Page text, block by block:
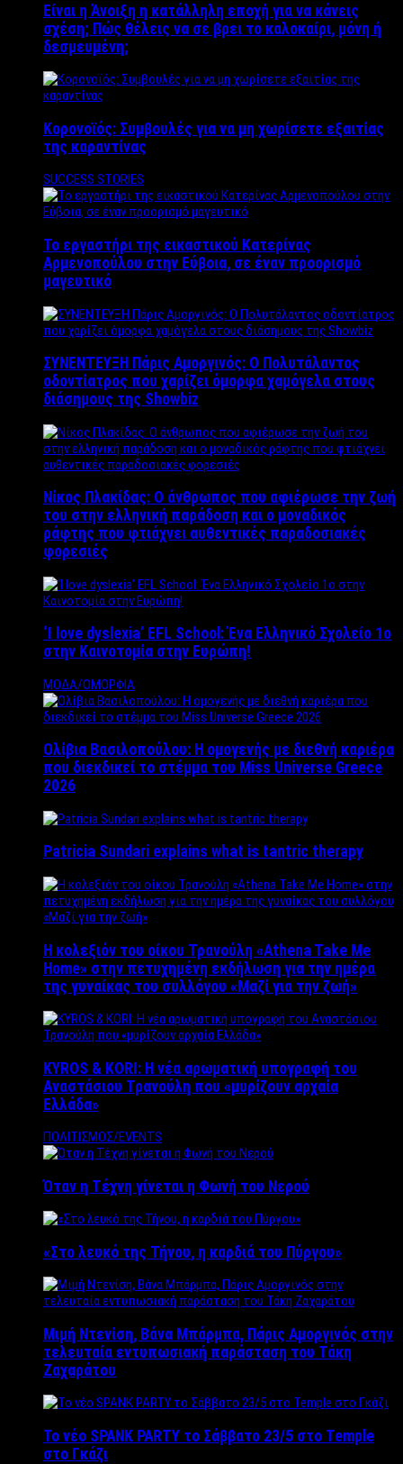
Είναι η Άνοιξη η κατάλληλη εποχή για να κάνεις
σχέση; Πώς θέλεις να σε βρει το καλοκαίρι, μόνη ή
δεσμευμένη;
Κορονοϊός: Συμβουλές για να μη χωρίσετε εξαιτίας
της καραντίνας
SUCCESS STORIES
Το εργαστήρι της εικαστικού Κατερίνας
Αρμενοπούλου στην Εύβοια, σε έναν προορισμό
μαγευτικό
ΣΥΝΕΝΤΕΥΞΗ Πάρις Αμοργινός: O Πολυτάλαντος
οδοντίατρος που χαρίζει όμορφα χαμόγελα στους
διάσημους της Showbiz
Νίκος Πλακίδας: O άνθρωπος που αφιέρωσε την ζωή
του στην ελληνική παράδοση και ο μοναδικός
ράφτης που φτιάχνει αυθεντικές παραδοσιακές
φορεσιές
‘Ι love dyslexia’ EFL School: Ένα Ελληνικό Σχολείo 1ο
στην Καινοτομία στην Ευρώπη!
ΜΟΔΑ/ΟΜΟΡΦΙΑ
Ολίβια Βασιλοπούλου: Η ομογενής με διεθνή καριέρα
που διεκδικεί το στέμμα του Miss Universe Greece
2026
Patricia Sundari explains what is tantric therapy
Η κολεξιόν του οίκου Τρανούλη «Athena Take Me
Home» στην πετυχημένη εκδήλωση για την ημέρα
της γυναίκας του συλλόγου «Μαζί για την ζωή»
KYROS & KORI: Η νέα αρωματική υπογραφή του
Αναστάσιου Τρανούλη που «μυρίζουν αρχαία
Ελλάδα»
ΠΟΛΙΤΙΣΜΟΣ/EVENTS
Όταν η Τέχνη γίνεται η Φωνή του Νερού
«Στο λευκό της Τήνου, η καρδιά του Πύργου»
Μιμή Ντενίση, Βάνα Μπάρμπα, Πάρις Αμοργινός στην
τελευταία εντυπωσιακή παράσταση του Τάκη
Ζαχαράτου
Το νέο SPANK PARTY το Σάββατο 23/5 στο Temple
στο Γκάζι